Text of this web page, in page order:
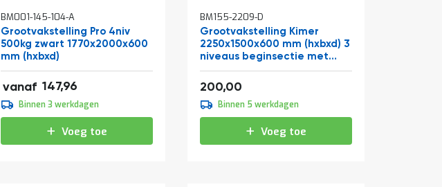
BM001-145-104-A
Grootvakstelling Pro 4niv
500kg zwart 1770x2000x600
mm (hxbxd)
vanaf 147,96
179,03
184,95
223,79
Binnen 3 werkdagen
Voeg toe
BM155-2209-D
Grootvakstelling Kimer
2250x1500x600 mm (hxbxd) 3
niveaus beginsectie met
voorgemonteerde frames
Vanaf
200,00
Binnen 5 werkdagen
Voeg toe